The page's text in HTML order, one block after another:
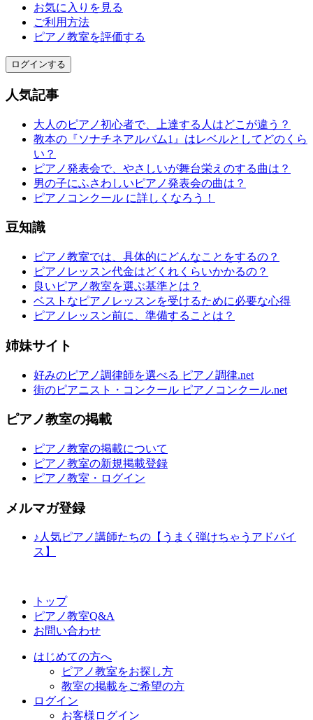
お気に入りを見る
ご利用方法
ピアノ教室を評価する
ログインする
人気記事
大人のピアノ初心者で、上達する人はどこが違う？
教本の『ソナチネアルバム1』はレベルとしてどのくら
い？
ピアノ発表会で、やさしいが舞台栄えのする曲は？
男の子にふさわしいピアノ発表会の曲は？
ピアノコンクール に詳しくなろう！
豆知識
ピアノ教室では、具体的にどんなことをするの？
ピアノレッスン代金はどくれくらいかかるの？
良いピアノ教室を選ぶ基準とは？
ベストなピアノレッスンを受けるために必要な心得
ピアノレッスン前に、準備することは？
姉妹サイト
好みのピアノ調律師を選べる ピアノ調律.net
街のピアニスト・コンクール ピアノコンクール.net
ピアノ教室の掲載
ピアノ教室の掲載について
ピアノ教室の新規掲載登録
ピアノ教室・ログイン
メルマガ登録
♪人気ピアノ講師たちの【うまく弾けちゃうアドバイ
ス】
トップ
ピアノ教室Q&A
お問い合わせ
はじめての方へ
ピアノ教室をお探し方
教室の掲載をご希望の方
ログイン
お客様ログイン